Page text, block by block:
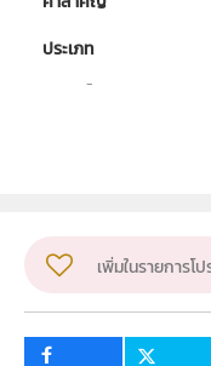
ประเภท
กลุ่มเป้าหมาย
เพิ่มในรายการโ